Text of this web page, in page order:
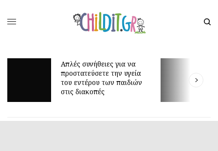
Απλές συνήθειες για να
προστατεύσετε την υγεία
του εντέρου των παιδιών
στις διακοπές